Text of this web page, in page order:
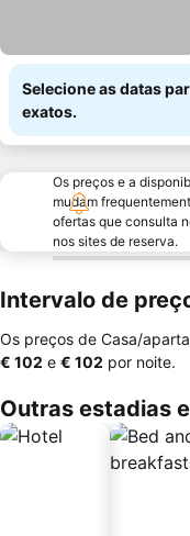
Selecione as datas
exatos.
Os preços e a
mudam
ofertas que consulta
nos sites de reserva.
Intervalo de
Os preços de Casa/
‎€ 102 e ‎€ 102 por noite.
Outras estadias